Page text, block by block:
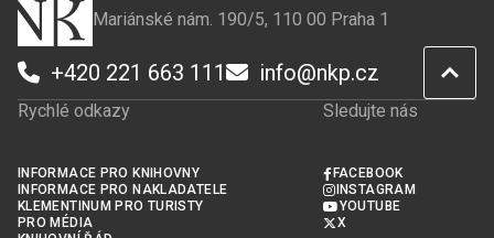
Mariánské nám. 190/5, 110 00 Praha 1
+420 221 663 111 info@nkp.cz
Rychlé odkazy
INFORMACE PRO KNIHOVNY
INFORMACE PRO NAKLADATELE
KLEMENTINUM PRO TURISTY
PRO MÉDIA
Sledujte nás
FACEBOOK
INSTAGRAM
YOUTUBE
X